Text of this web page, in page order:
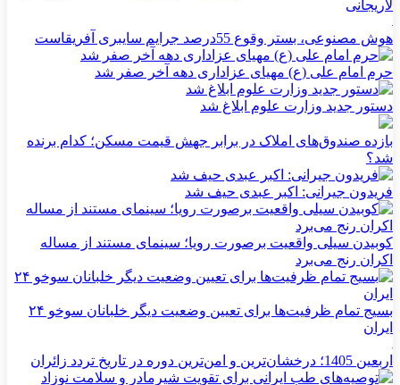
لاریجانی
هوش مصنوعی، بستر وقوع 55درصد جرایم سایبری آفریقاست
حرم امام علی (ع) مهیای عزاداری دهه آخر صفر شد
دستور جدید وزارت علوم ابلاغ شد
بازده صندوق‌های املاک در برابر جهش قیمت مسکن؛ کدام برنده
شد؟
فریدون جیرانی: اکبر عبدی حیف شد
کوبیدن سیلی واقعیت برصورت رویا؛ سینمای مستند از مساله
اکران رنج می‌برد
بسیج تمام ظرفیت‌ها برای تعیین وضعیت دیگر خلبانان سوخو ۲۴
ایران
اربعین 1405؛ درخشان‌ترین و امن‌ترین دوره در تاریخ تردد زائران